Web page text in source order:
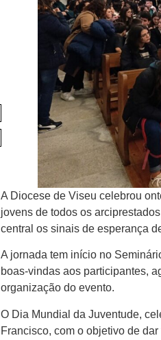
A Diocese de Viseu celebrou
jovens de todos os
central os sinais de esperança
A jornada tem início no
boas-vindas aos participantes,
organização do evento.
O Dia Mundial da Juventude,
Francisco, com o objetivo de